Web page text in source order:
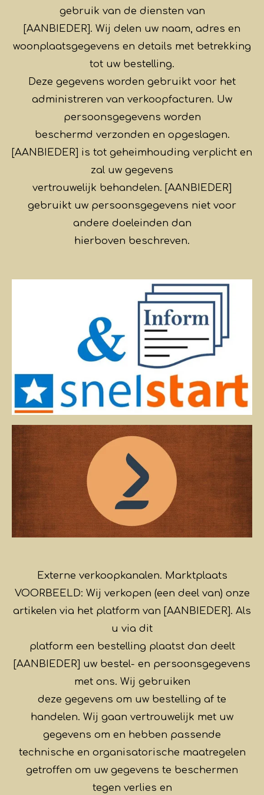
gebruik van de diensten van
[AANBIEDER]. Wij delen uw naam, adres en
woonplaatsgegevens en details met betrekking
tot uw bestelling.
Deze gegevens worden gebruikt voor het
administreren van verkoopfacturen. Uw
persoonsgegevens worden
beschermd verzonden en opgeslagen.
[AANBIEDER] is tot geheimhouding verplicht en
zal uw gegevens
vertrouwelijk behandelen. [AANBIEDER]
gebruikt uw persoonsgegevens niet voor
andere doeleinden dan
hierboven beschreven.
Externe verkoopkanalen. Marktplaats
VOORBEELD: Wij verkopen (een deel van) onze
artikelen via het platform van [AANBIEDER]. Als
u via dit
platform een bestelling plaatst dan deelt
[AANBIEDER] uw bestel- en persoonsgegevens
met ons. Wij gebruiken
deze gegevens om uw bestelling af te
handelen. Wij gaan vertrouwelijk met uw
gegevens om en hebben passende
technische en organisatorische maatregelen
getroffen om uw gegevens te beschermen
tegen verlies en